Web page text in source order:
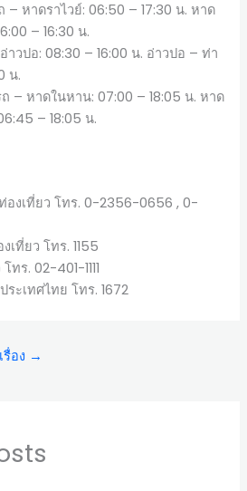
– หาดราไวย์: 06:50 – 17:30 น. หาด
– 16:30 น.
าวปอ: 08:30 – 16:00 น. อ่าวปอ – ท่า
น.
– หาดในหาน: 07:00 – 18:05 น. หาด
– 18:05 น.
องเที่ยว โทร. 0-2356-0656 , 0-
เที่ยว โทร. 1155
ทร. 02-401-1111
ระเทศไทย โทร. 1672
อง →